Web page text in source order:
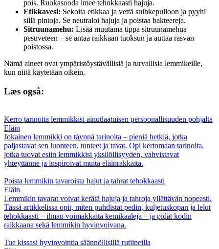
pois. Ruokasooda imee tehokkaasti hajuja.
Etikkavesi: Sekoita etikkaa ja vettä suihkepulloon ja pyyhi
sillä pintoja. Se neutraloi hajuja ja poistaa bakteereja.
Sitruunamehu: Lisää muutama tippa sitruunamehua
pesuveteen – se antaa raikkaan tuoksun ja auttaa rasvan
poistossa.
Nämä aineet ovat ympäristöystävällisiä ja turvallisia lemmikeille,
kun niitä käytetään oikein.
Læs også:
Kerro tarinoita lemmikkisi ainutlaatuisen persoonallisuuden pohjalta
Eläin
Jokainen lemmikki on täynnä tarinoita – pieniä hetkiä, jotka
paljastavat sen luonteen, tunteet ja tavat. Opi kertomaan tarinoita,
jotka tuovat esiin lemmikkisi yksilöllisyyden, vahvistavat
yhteyttänne ja inspiroivat muita eläinrakkaita.
Poista lemmikin tavaroista hajut ja tahrat tehokkaasti
Eläin
Lemmikin tavarat voivat kerätä hajuja ja tahroja yllättävän nopeasti.
Tässä artikkelissa opit, miten puhdistat pedin, kuljetuskopan ja lelut
tehokkaasti – ilman voimakkaita kemikaaleja – ja pidät kodin
raikkaana sekä lemmikin hyvinvoivana.
Tue kissasi hyvinvointia säännöllisillä rutiineilla